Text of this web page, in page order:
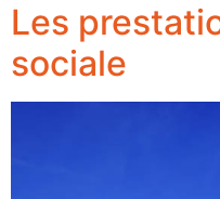
Les
sociale